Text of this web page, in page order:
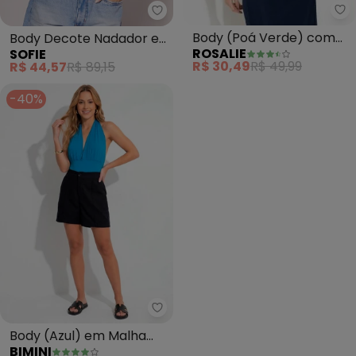
Sofie - Body Decote Nadador
Body Decote Nadador e
Torção nas Costas
(Branco)
SOFIE
R$ 44,57R$ 89,15
Body (Poá Verde) com
Renda
ROSALIE
R$ 30,49R$ 49,99
-40%
Bimini - Body (Azul) em Malha
Body (Azul) em Malha
BIMINI